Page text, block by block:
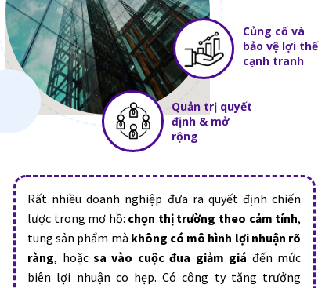
Rất nhiều doanh nghiệp đưa ra quyết định chiến
lược trong mơ hồ: chọn thị trường theo cảm tính,
tung sản phẩm mà không có mô hình lợi nhuận rõ
ràng, hoặc sa vào cuộc đua giảm giá đến mức
biên lợi nhuận co hẹp. Có công ty tăng trưởng
Củng cố và
bảo vệ lợi thế
cạnh tranh
Quản trị quyết
định & mở
rộng